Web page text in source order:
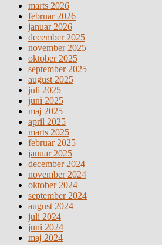
marts 2026
februar 2026
januar 2026
december 2025
november 2025
oktober 2025
september 2025
august 2025
juli 2025
juni 2025
maj 2025
april 2025
marts 2025
februar 2025
januar 2025
december 2024
november 2024
oktober 2024
september 2024
august 2024
juli 2024
juni 2024
maj 2024